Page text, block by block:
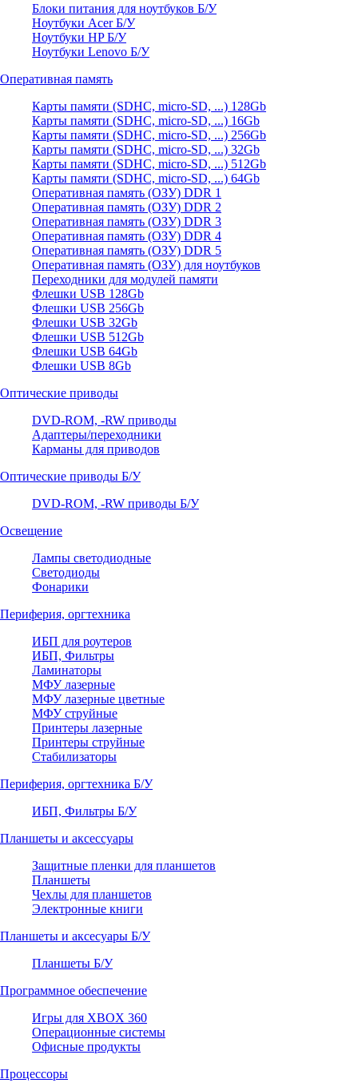
Блоки питания для ноутбуков Б/У
Ноутбуки Acer Б/У
Ноутбуки HP Б/У
Ноутбуки Lenovo Б/У
Оперативная память
Карты памяти (SDHC, micro-SD, ...) 128Gb
Карты памяти (SDHC, micro-SD, ...) 16Gb
Карты памяти (SDHC, micro-SD, ...) 256Gb
Карты памяти (SDHC, micro-SD, ...) 32Gb
Карты памяти (SDHC, micro-SD, ...) 512Gb
Карты памяти (SDHC, micro-SD, ...) 64Gb
Оперативная память (ОЗУ) DDR 1
Оперативная память (ОЗУ) DDR 2
Оперативная память (ОЗУ) DDR 3
Оперативная память (ОЗУ) DDR 4
Оперативная память (ОЗУ) DDR 5
Оперативная память (ОЗУ) для ноутбуков
Переходники для модулей памяти
Флешки USB 128Gb
Флешки USB 256Gb
Флешки USB 32Gb
Флешки USB 512Gb
Флешки USB 64Gb
Флешки USB 8Gb
Оптические приводы
DVD-ROM, -RW приводы
Адаптеры/переходники
Карманы для приводов
Оптические приводы Б/У
DVD-ROM, -RW приводы Б/У
Освещение
Лампы светодиодные
Светодиоды
Фонарики
Периферия, оргтехника
ИБП для роутеров
ИБП, Фильтры
Ламинаторы
МФУ лазерные
МФУ лазерные цветные
МФУ струйные
Принтеры лазерные
Принтеры струйные
Стабилизаторы
Периферия, оргтехника Б/У
ИБП, Фильтры Б/У
Планшеты и аксессуары
Защитные пленки для планшетов
Планшеты
Чехлы для планшетов
Электронные книги
Планшеты и аксесуары Б/У
Планшеты Б/У
Программное обеспечение
Игры для XBOX 360
Операционные системы
Офисные продукты
Процессоры